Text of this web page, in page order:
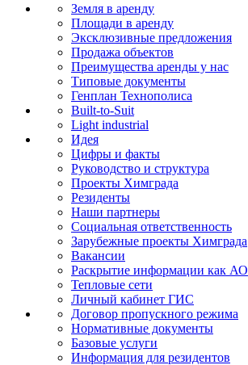
Земля в аренду
Площади в аренду
Эксклюзивные предложения
Продажа объектов
Преимущества аренды у нас
Типовые документы
Генплан Технополиса
Built-to-Suit
Light industrial
Идея
Цифры и факты
Руководство и структура
Проекты Химграда
Резиденты
Наши партнеры
Социальная ответственность
Зарубежные проекты Химграда
Вакансии
Раскрытие информации как АО
Тепловые сети
Личный кабинет ГИС
Договор пропускного режима
Нормативные документы
Базовые услуги
Информация для резидентов